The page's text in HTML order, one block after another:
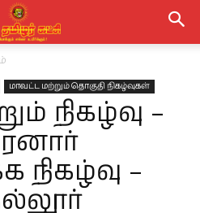
மாவட்ட மற்றும் தொகுதி நிகழ்வுகள்
நிகழ்வு –
–